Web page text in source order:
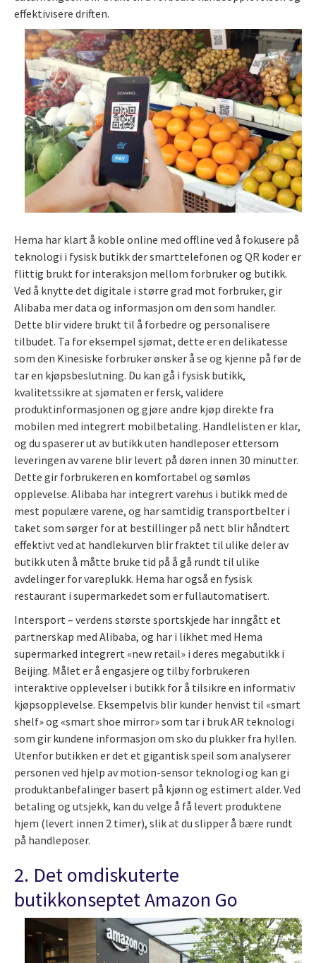
effektivisere driften.
Hema har klart å koble online med offline ved å fokusere på
teknologi i fysisk butikk der smarttelefonen og QR koder er
flittig brukt for interaksjon mellom forbruker og butikk.
Ved å knytte det digitale i større grad mot forbruker, gir
Alibaba mer data og informasjon om den som handler.
Dette blir videre brukt til å forbedre og personalisere
tilbudet. Ta for eksempel sjømat, dette er en delikatesse
som den Kinesiske forbruker ønsker å se og kjenne på før de
tar en kjøpsbeslutning. Du kan gå i fysisk butikk,
kvalitetssikre at sjømaten er fersk, validere
produktinformasjonen og gjøre andre kjøp direkte fra
mobilen med integrert mobilbetaling. Handlelisten er klar,
og du spaserer ut av butikk uten handleposer ettersom
leveringen av varene blir levert på døren innen 30 minutter.
Dette gir forbrukeren en komfortabel og sømløs
opplevelse. Alibaba har integrert varehus i butikk med de
mest populære varene, og har samtidig transportbelter i
taket som sørger for at bestillinger på nett blir håndtert
effektivt ved at handlekurven blir fraktet til ulike deler av
butikk uten å måtte bruke tid på å gå rundt til ulike
avdelinger for vareplukk. Hema har også en fysisk
restaurant i supermarkedet som er fullautomatisert.
Intersport – verdens største sportskjede har inngått et
partnerskap med Alibaba, og har i likhet med Hema
supermarked integrert «new retail» i deres megabutikk i
Beijing. Målet er å engasjere og tilby forbrukeren
interaktive opplevelser i butikk for å tilsikre en informativ
kjøpsopplevelse. Eksempelvis blir kunder henvist til «smart
shelf» og «smart shoe mirror» som tar i bruk AR teknologi
som gir kundene informasjon om sko du plukker fra hyllen.
Utenfor butikken er det et gigantisk speil som analyserer
personen ved hjelp av motion-sensor teknologi og kan gi
produktanbefalinger basert på kjønn og estimert alder. Ved
betaling og utsjekk, kan du velge å få levert produktene
hjem (levert innen 2 timer), slik at du slipper å bære rundt
på handleposer.
2. Det omdiskuterte
butikkonseptet Amazon Go